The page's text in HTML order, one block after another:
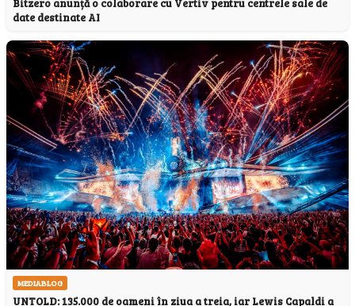
Bitzero anunță o colaborare cu Vertiv pentru centrele sale de
date destinate AI
MEDIABLOG
UNTOLD: 135.000 de oameni în ziua a treia, iar Lewis Capaldi a